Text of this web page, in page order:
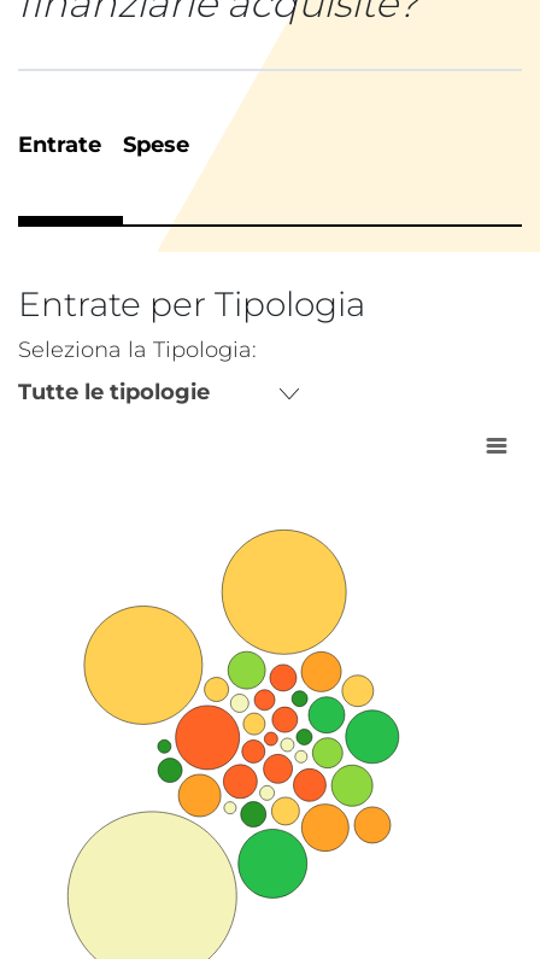
Entrate Spese
Entrate per Tipologia
Seleziona la Tipologia:
Tutte le tipologie
Grafico interattivo per: Previsioni delle entrate